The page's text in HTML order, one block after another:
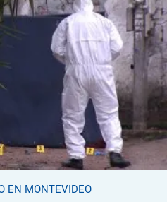
EN MONTEVIDEO